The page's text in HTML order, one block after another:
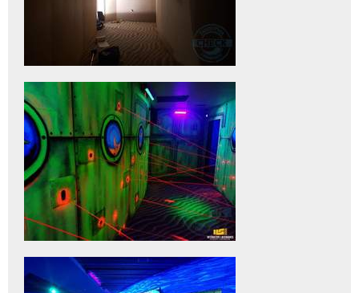
Kurz gesagt: Wir haben von A wie Angebot bis Z wie
Zielbuzzer alles in einer Full-Service-Dienstleistung in
kurzer Zeit umgesetzt.
sich selbst. Viel Spaß bei Ihrer Laser-Maze-Mission!